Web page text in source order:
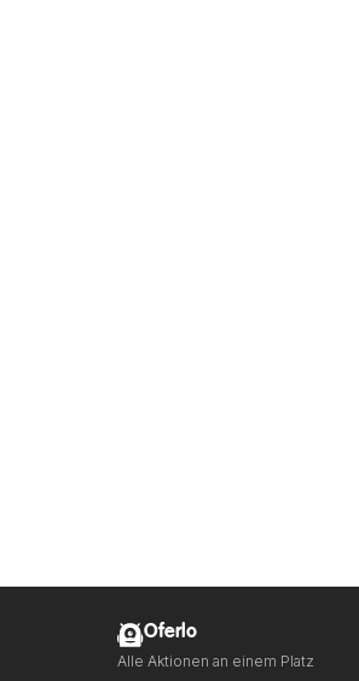
Oferlo
Alle Aktionen an einem Platz